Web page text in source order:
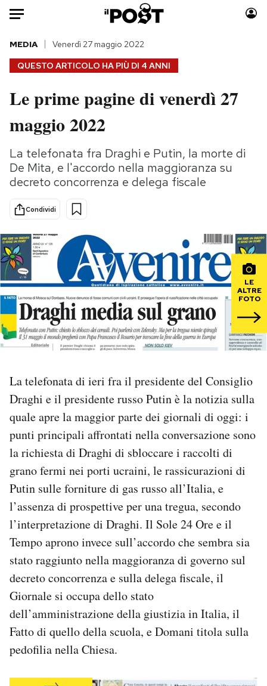
Auto
HOME
Italia
Politica
Tecnologia
Internet
Scienza
Cultura
Economia
Sport
Moda
Storie/Idee
Ok Boomer!
Media
Mondiali calcio 2026
NEWSLETTER
SHOP
CALENDARIO
AREA PERSONALE
Area Personale
Newsletter
Notifiche mobile
Regala il Post
Hai bisogno di aiuto?
Esci
QUESTO ARTICOLO HA PIÙ DI 4 ANNI
MEDIA Venerdì 27 maggio 2022
Le prime pagine di venerdì 27
maggio 2022
La telefonata fra Draghi e Putin, la morte di
De Mita, e l'accordo nella maggioranza su
decreto concorrenza e delega fiscale
Condividi
LE
ALTRE
FOTO
La telefonata di ieri fra il presidente del Consiglio
Draghi e il presidente russo Putin è la notizia sulla
quale apre la maggior parte dei giornali di oggi: i
punti principali affrontati nella conversazione sono
la richiesta di Draghi di sbloccare i raccolti di
grano fermi nei porti ucraini, le rassicurazioni di
Putin sulle forniture di gas russo all’Italia, e
l’assenza di prospettive per una tregua, secondo
l’interpretazione di Draghi. Il Sole 24 Ore e il
Tempo aprono invece sull’accordo che sembra sia
stato raggiunto nella maggioranza di governo sul
decreto concorrenza e sulla delega fiscale, il
Giornale si occupa dello stato
dell’amministrazione della giustizia in Italia, il
Fatto di quello della scuola, e Domani titola sulla
pedofilia nella Chiesa.